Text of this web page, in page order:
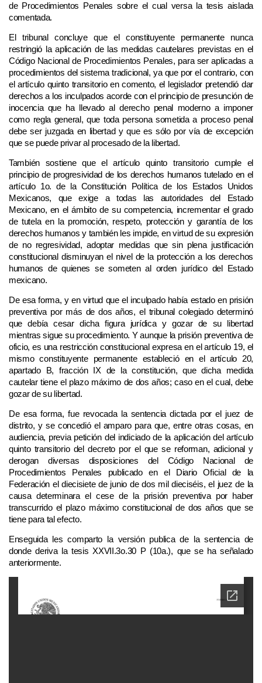
de Procedimientos Penales sobre el cual versa la tesis aislada
comentada.
El tribunal concluye que el constituyente permanente nunca
restringió la aplicación de las medidas cautelares previstas en el
Código Nacional de Procedimientos Penales, para ser aplicadas a
procedimientos del sistema tradicional, ya que por el contrario, con
el artículo quinto transitorio en comento, el legislador pretendió dar
derechos a los inculpados acorde con el principio de presunción de
inocencia que ha llevado al derecho penal moderno a imponer
como regla general, que toda persona sometida a proceso penal
debe ser juzgada en libertad y que es sólo por vía de excepción
que se puede privar al procesado de la libertad.
También sostiene que el artículo quinto transitorio cumple el
principio de progresividad de los derechos humanos tutelado en el
artículo 1o. de la Constitución Política de los Estados Unidos
Mexicanos, que exige a todas las autoridades del Estado
Mexicano, en el ámbito de su competencia, incrementar el grado
de tutela en la promoción, respeto, protección y garantía de los
derechos humanos y también les impide, en virtud de su expresión
de no regresividad, adoptar medidas que sin plena justificación
constitucional disminuyan el nivel de la protección a los derechos
humanos de quienes se someten al orden jurídico del Estado
mexicano.
De esa forma, y en virtud que el inculpado había estado en prisión
preventiva por más de dos años, el tribunal colegiado determinó
que debía cesar dicha figura jurídica y gozar de su libertad
mientras sigue su procedimiento. Y aunque la prisión preventiva de
oficio, es una restricción constitucional expresa en el artículo 19, el
mismo constituyente permanente estableció en el artículo 20,
apartado B, fracción IX de la constitución, que dicha medida
cautelar tiene el plazo máximo de dos años; caso en el cual, debe
gozar de su libertad.
De esa forma, fue revocada la sentencia dictada por el juez de
distrito, y se concedió el amparo para que, entre otras cosas, en
audiencia, previa petición del indiciado de la aplicación del artículo
quinto transitorio del decreto por el que se reforman, adicional y
derogan diversas disposiciones del Código Nacional de
Procedimientos Penales publicado en el Diario Oficial de la
Federación el diecisiete de junio de dos mil dieciséis, el juez de la
causa determinara el cese de la prisión preventiva por haber
transcurrido el plazo máximo constitucional de dos años que se
tiene para tal efecto.
Enseguida les comparto la versión publica de la sentencia de
donde deriva la tesis XXVII.3o.30 P (10a.), que se ha señalado
anteriormente.